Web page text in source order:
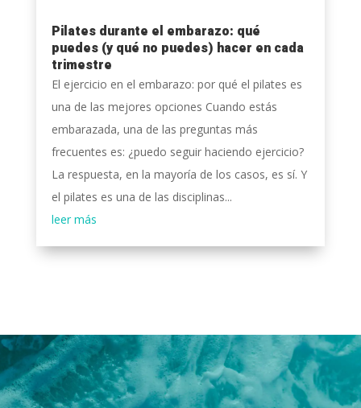
Pilates durante el embarazo: qué
puedes (y qué no puedes) hacer en cada
trimestre
El ejercicio en el embarazo: por qué el pilates es
una de las mejores opciones Cuando estás
embarazada, una de las preguntas más
frecuentes es: ¿puedo seguir haciendo ejercicio?
La respuesta, en la mayoría de los casos, es sí. Y
el pilates es una de las disciplinas...
leer más